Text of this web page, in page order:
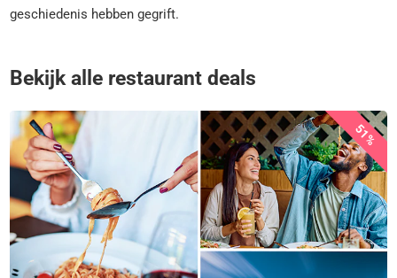
geschiedenis hebben gegrift.
Bekijk alle restaurant deals
51%